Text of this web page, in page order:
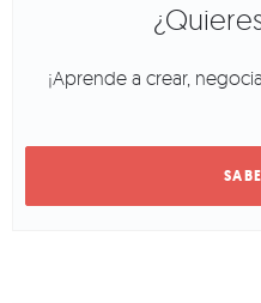
¡Aprende a crear,